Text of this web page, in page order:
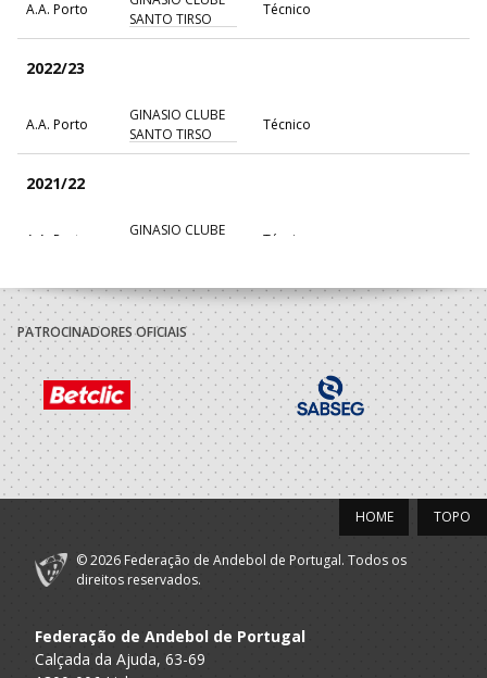
A.A. Porto
SANTO TIRSO
Técnico
2022/23
A.A. Porto
GINASIO CLUBE
SANTO TIRSO
Técnico
2021/22
A.A. Porto
GINASIO CLUBE
Técnico
2020/21
A.A. Porto
GINASIO CLUBE
SANTO TIRSO
Técnico
2019/20
A.A. Porto
GINASIO CLUBE
SANTO TIRSO
Técnico
A.A. Porto
GINASIO CLUBE
2017/18
PATROCINADORES OFICIAIS
TOPO
HOME
© 2026 Federação de Andebol de Portugal. Todos os
direitos reservados.
Federação de Andebol de Portugal
Calçada da Ajuda, 63-69